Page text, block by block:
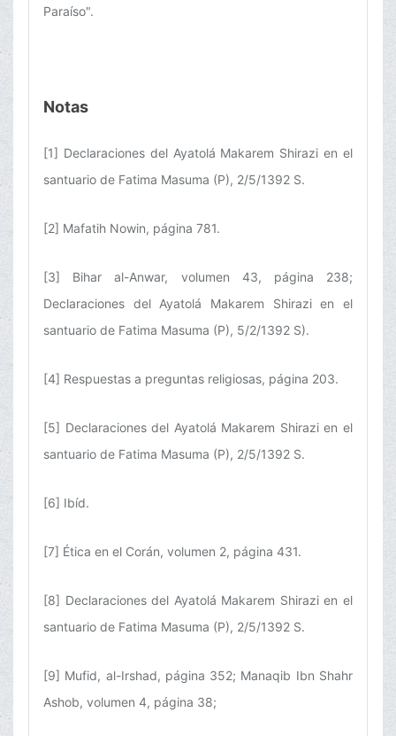
Paraíso".
Notas
[1] Declaraciones del Ayatolá Makarem Shirazi en el
santuario de Fatima Masuma (P), 2/5/1392 S.
[2] Mafatih Nowin, página 781.
[3] Bihar al-Anwar, volumen 43, página 238;
Declaraciones del Ayatolá Makarem Shirazi en el
santuario de Fatima Masuma (P), 5/2/1392 S).
[4] Respuestas a preguntas religiosas, página 203.
[5] Declaraciones del Ayatolá Makarem Shirazi en el
santuario de Fatima Masuma (P), 2/5/1392 S.
[6] Ibíd.
[7] Ética en el Corán, volumen 2, página 431.
[8] Declaraciones del Ayatolá Makarem Shirazi en el
santuario de Fatima Masuma (P), 2/5/1392 S.
[9] Mufid, al-Irshad, página 352; Manaqib Ibn Shahr
Ashob, volumen 4, página 38;